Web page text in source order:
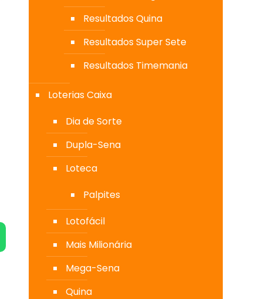
Resultados Quina
Resultados Super Sete
Resultados Timemania
Loterias Caixa
Dia de Sorte
Dupla-Sena
Loteca
Palpites
Lotofácil
Mais Milionária
Mega-Sena
Quina